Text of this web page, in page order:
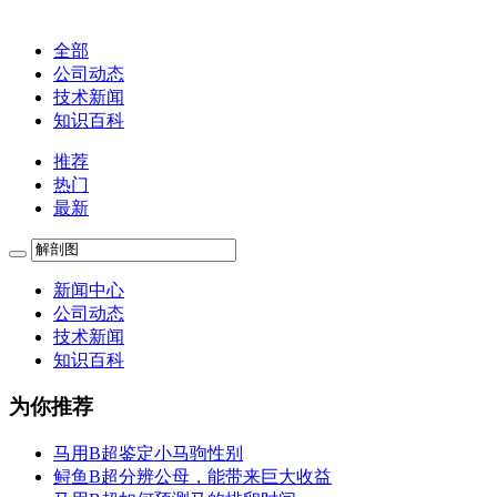
全部
公司动态
技术新闻
知识百科
推荐
热门
最新
新闻中心
公司动态
技术新闻
知识百科
为你推荐
马用B超鉴定小马驹性别
鲟鱼B超分辨公母，能带来巨大收益